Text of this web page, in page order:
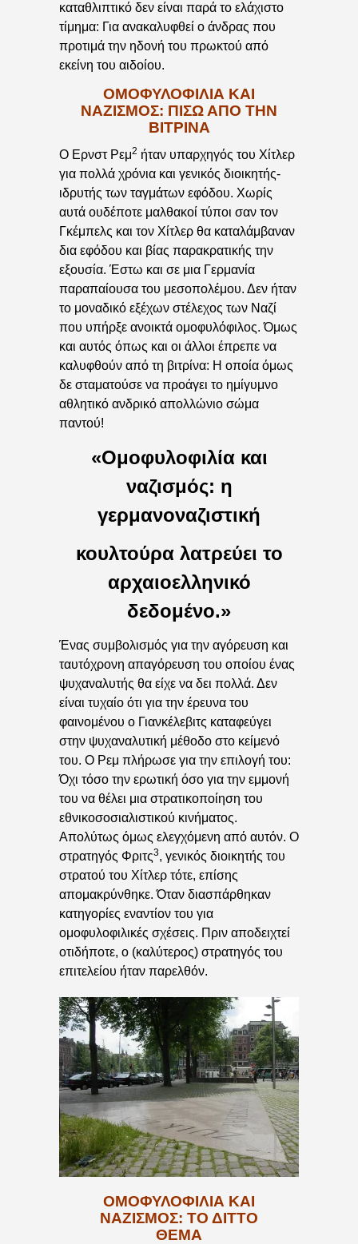
καταθλιπτικό δεν είναι παρά το ελάχιστο
τίμημα: Για ανακαλυφθεί ο άνδρας που
προτιμά την ηδονή του πρωκτού από
εκείνη του αιδοίου.
ΟΜΟΦΥΛΟΦΙΛΙΑ ΚΑΙ
ΝΑΖΙΣΜΟΣ: ΠΙΣΩ ΑΠΟ ΤΗΝ
ΒΙΤΡΙΝΑ
Ο Ερνστ Ρεμ2 ήταν υπαρχηγός του Χίτλερ
για πολλά χρόνια και γενικός διοικητής-
ιδρυτής των ταγμάτων εφόδου. Χωρίς
αυτά ουδέποτε μαλθακοί τύποι σαν τον
Γκέμπελς και τον Χίτλερ θα καταλάμβαναν
δια εφόδου και βίας παρακρατικής την
εξουσία. Έστω και σε μια Γερμανία
παραπαίουσα του μεσοπολέμου. Δεν ήταν
το μοναδικό εξέχων στέλεχος των Ναζί
που υπήρξε ανοικτά ομοφυλόφιλος. Όμως
και αυτός όπως και οι άλλοι έπρεπε να
καλυφθούν από τη βιτρίνα: Η οποία όμως
δε σταματούσε να προάγει το ημίγυμνο
αθλητικό ανδρικό απολλώνιο σώμα
παντού!
«Ομοφυλοφιλία και
ναζισμός: η
γερμανοναζιστική
κουλτούρα λατρεύει το
αρχαιοελληνικό
δεδομένο.»
Ένας συμβολισμός για την αγόρευση και
ταυτόχρονη απαγόρευση του οποίου ένας
ψυχαναλυτής θα είχε να δει πολλά. Δεν
είναι τυχαίο ότι για την έρευνα του
φαινομένου ο Γιανκέλεβιτς καταφεύγει
στην ψυχαναλυτική μέθοδο στο κείμενό
του. Ο Ρεμ πλήρωσε για την επιλογή του:
Όχι τόσο την ερωτική όσο για την εμμονή
του να θέλει μια στρατικοποίηση του
εθνικοσοσιαλιστικού κινήματος.
Απολύτως όμως ελεγχόμενη από αυτόν. Ο
στρατηγός Φριτς3, γενικός διοικητής του
στρατού του Χίτλερ τότε, επίσης
απομακρύνθηκε. Όταν διασπάρθηκαν
κατηγορίες εναντίον του για
ομοφυλοφιλικές σχέσεις. Πριν αποδειχτεί
οτιδήποτε, ο (καλύτερος) στρατηγός του
επιτελείου ήταν παρελθόν.
ΟΜΟΦΥΛΟΦΙΛΙΑ ΚΑΙ
ΝΑΖΙΣΜΟΣ: ΤΟ ΔΙΤΤΟ
ΘΕΜΑ